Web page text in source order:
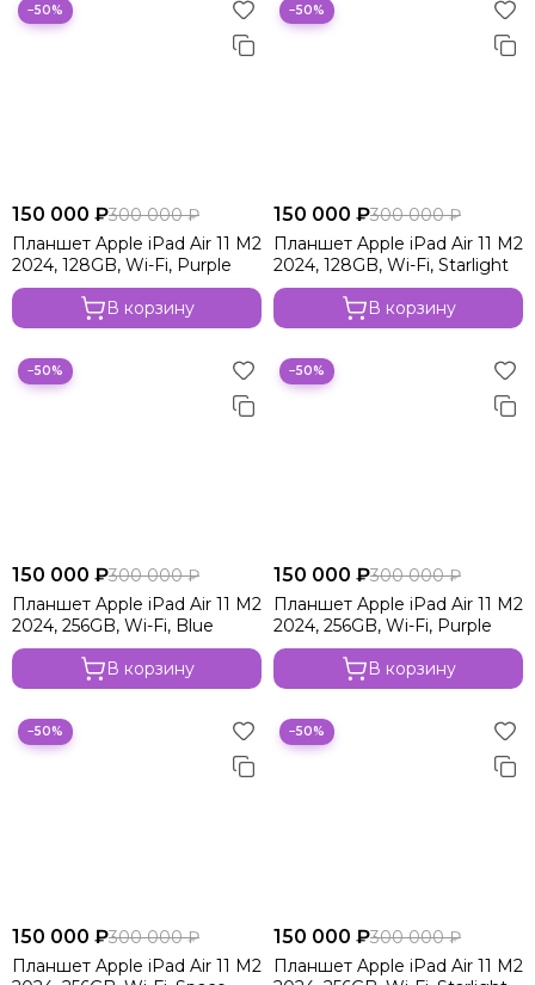
−50%
150 000 ₽300 000 ₽
Планшет Apple iPad Air 11 M2
2024, 128GB, Wi-Fi, Purple
В корзину
−50%
150 000 ₽300 000 ₽
Планшет Apple iPad Air 11 M2
2024, 128GB, Wi-Fi, Starlight
В корзину
−50%
150 000 ₽300 000 ₽
Планшет Apple iPad Air 11 M2
2024, 256GB, Wi-Fi, Blue
В корзину
−50%
150 000 ₽300 000 ₽
Планшет Apple iPad Air 11 M2
2024, 256GB, Wi-Fi, Purple
В корзину
−50%
150 000 ₽300 000 ₽
Планшет Apple iPad Air 11 M2
−50%
150 000 ₽300 000 ₽
Планшет Apple iPad Air 11 M2